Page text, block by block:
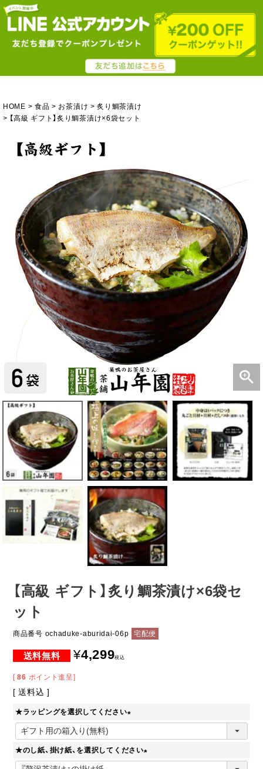
HOME 食品 お茶漬け
炙り鯛茶漬け
【高級 ギフト】炙り鯛茶漬け×6袋セット
【高級 ギフト】炙り鯛茶漬け×6袋セ
ット
商品番号 ochaduke-aburidai-06p 宅配便
¥4,299税込
[ 86 ポイント進呈]
送料込
★ラッピングを選択してください
必
須
)
★のし紙、掛け紙、を選択してください